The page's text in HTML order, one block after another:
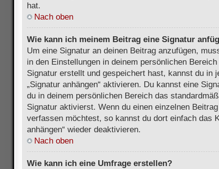
hat.
Nach oben
Wie kann ich meinem Beitrag eine Signatur
Um eine Signatur an deinen Beitrag anzufügen,
in den Einstellungen in deinem persönlichen
Signatur erstellt und gespeichert hast, kannst du in
„Signatur anhängen“ aktivieren. Du kannst eine
du in deinem persönlichen Bereich das
Signatur aktivierst. Wenn du einen einzelnen
verfassen möchtest, so kannst du dort einfach das
anhängen“ wieder deaktivieren.
Nach oben
Wie kann ich eine Umfrage erstellen?